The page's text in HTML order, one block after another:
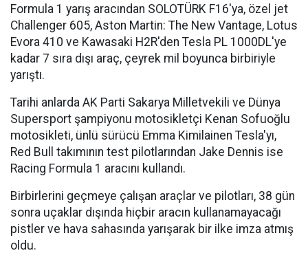
Formula 1 yarış aracından SOLOTÜRK F16'ya, özel jet
Challenger 605, Aston Martin: The New Vantage, Lotus
Evora 410 ve Kawasaki H2R'den Tesla PL 1000DL'ye
kadar 7 sıra dışı araç, çeyrek mil boyunca birbiriyle
yarıştı.
Tarihi anlarda AK Parti Sakarya Milletvekili ve Dünya
Supersport şampiyonu motosikletçi Kenan Sofuoğlu
motosikleti, ünlü sürücü Emma Kimilainen Tesla'yı,
Red Bull takımının test pilotlarından Jake Dennis ise
Racing Formula 1 aracını kullandı.
Birbirlerini geçmeye çalışan araçlar ve pilotları, 38 gün
sonra uçaklar dışında hiçbir aracın kullanamayacağı
pistler ve hava sahasında yarışarak bir ilke imza atmış
oldu.